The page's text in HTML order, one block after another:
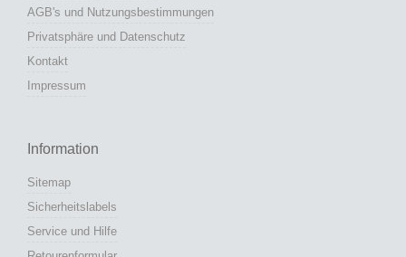
AGB's und Nutzungsbestimmungen
Privatsphäre und Datenschutz
Kontakt
Impressum
Information
Sitemap
Sicherheitslabels
Service und Hilfe